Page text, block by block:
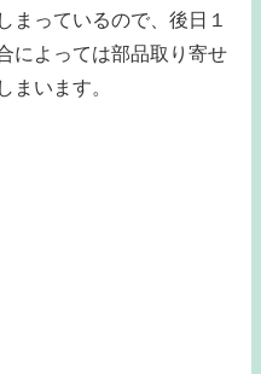
まっているので、後日１
によっては部品取り寄せ
まいます。